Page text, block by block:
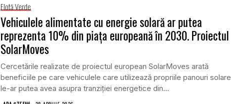
Flotă Verde
Vehiculele alimentate cu energie solară ar putea
reprezenta 10% din piața europeană în 2030. Proiectul
SolarMoves
Cercetările realizate de proiectul european SolarMoves arată
beneficiile pe care vehiculele care utilizează propriile panouri solare
le-ar putea avea asupra tranziției energetice din...